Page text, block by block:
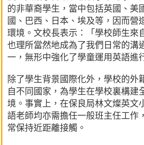
的非華裔學生，當中包括英國、美
國、巴西、日本、埃及等，因而營
環境。文校長表示：「學校師生來
也理所當然地成為了我們日常的溝
一，無形中強化了學童運用英語進
除了學生背景國際化外，學校的外
自不同國家，為學生在學校裏構建
境。事實上，在保良局林文燦英文
語老師均亦需擔任一般班主任工作
常保持近距離接觸。